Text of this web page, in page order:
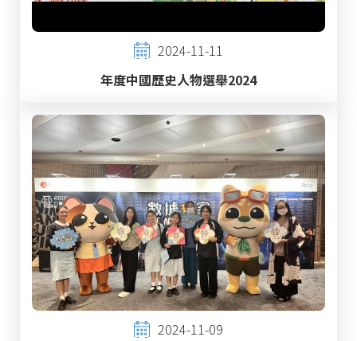
2024-11-11
年度中國歷史人物選舉2024
2024-11-09